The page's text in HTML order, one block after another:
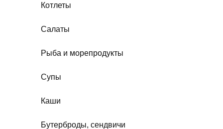
Котлеты
Салаты
Рыба и морепродукты
Супы
Каши
Бутерброды, сендвичи